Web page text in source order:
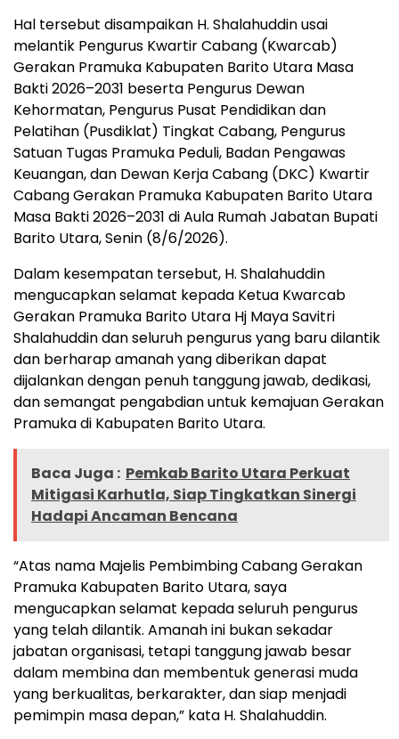
Hal tersebut disampaikan H. Shalahuddin usai
melantik Pengurus Kwartir Cabang (Kwarcab)
Gerakan Pramuka Kabupaten Barito Utara Masa
Bakti 2026–2031 beserta Pengurus Dewan
Kehormatan, Pengurus Pusat Pendidikan dan
Pelatihan (Pusdiklat) Tingkat Cabang, Pengurus
Satuan Tugas Pramuka Peduli, Badan Pengawas
Keuangan, dan Dewan Kerja Cabang (DKC) Kwartir
Cabang Gerakan Pramuka Kabupaten Barito Utara
Masa Bakti 2026–2031 di Aula Rumah Jabatan Bupati
Barito Utara, Senin (8/6/2026).
Dalam kesempatan tersebut, H. Shalahuddin
mengucapkan selamat kepada Ketua Kwarcab
Gerakan Pramuka Barito Utara Hj Maya Savitri
Shalahuddin dan seluruh pengurus yang baru dilantik
dan berharap amanah yang diberikan dapat
dijalankan dengan penuh tanggung jawab, dedikasi,
dan semangat pengabdian untuk kemajuan Gerakan
Pramuka di Kabupaten Barito Utara.
Baca Juga : Pemkab Barito Utara Perkuat
Mitigasi Karhutla, Siap Tingkatkan Sinergi
Hadapi Ancaman Bencana
“Atas nama Majelis Pembimbing Cabang Gerakan
Pramuka Kabupaten Barito Utara, saya
mengucapkan selamat kepada seluruh pengurus
yang telah dilantik. Amanah ini bukan sekadar
jabatan organisasi, tetapi tanggung jawab besar
dalam membina dan membentuk generasi muda
yang berkualitas, berkarakter, dan siap menjadi
pemimpin masa depan,” kata H. Shalahuddin.